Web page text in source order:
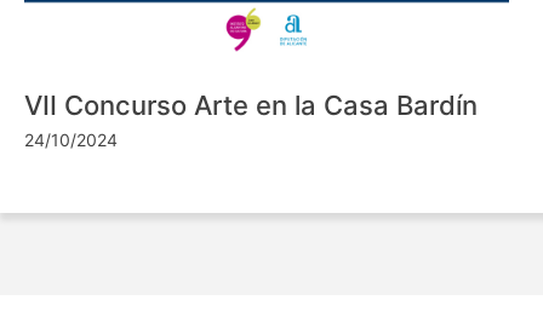
VII Concurso Arte en la Casa Bardín
24/10/2024